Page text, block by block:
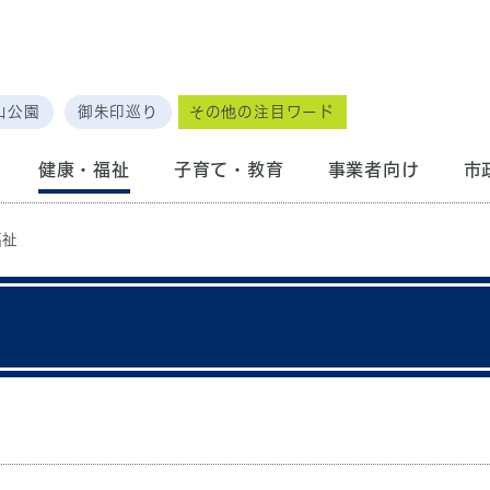
公園 御朱印巡り その他の注目ワード
健康・福祉 子育て・教育 事業者向け 市